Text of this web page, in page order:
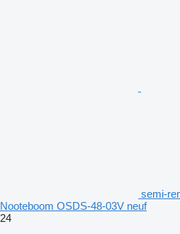
semi-
Nooteboom OSDS-48-03V neuf
24